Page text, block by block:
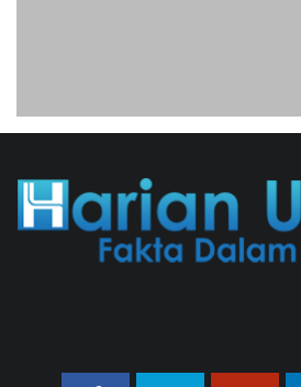
Nasional Nusantara